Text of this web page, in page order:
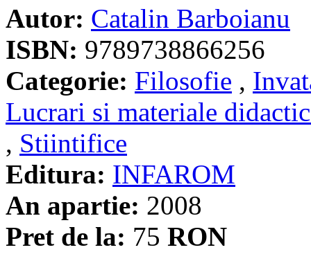
Autor: Catalin Barboianu
ISBN: 9789738866256
Categorie: Filosofie ,
Lucrari si materiale
, Stiintifice
Editura: INFAROM
An apartie: 2008
Pret de la: 75 RON